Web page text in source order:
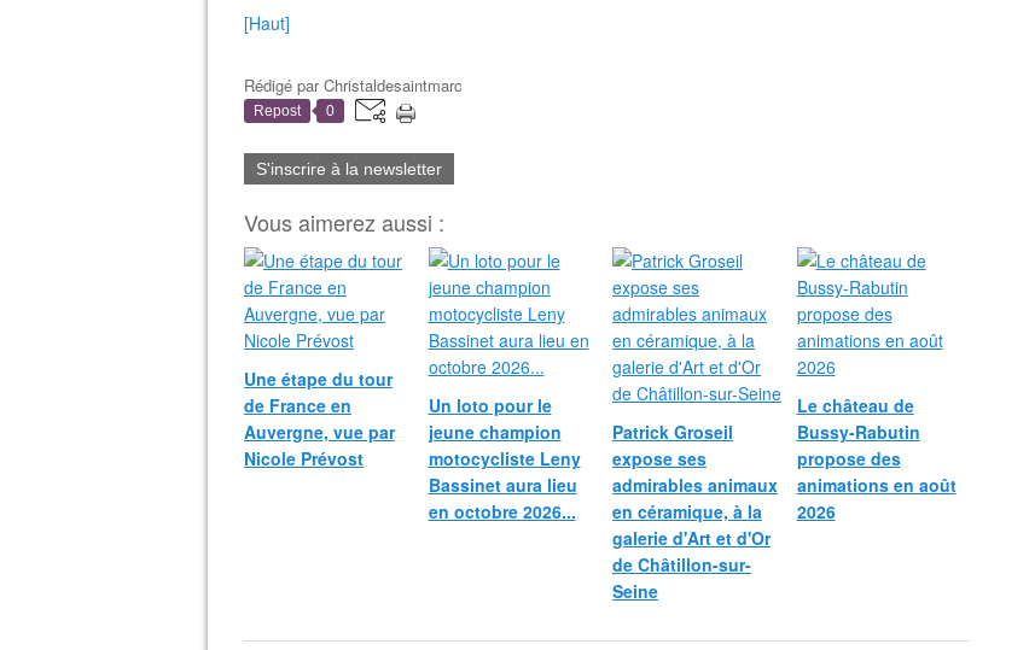
[Haut]
Rédigé parChristaldesaintmarc
Repost 0
S'inscrire à la newsletter
Vous aimerez aussi :
Une étape du tour
de France en
Auvergne, vue par
Nicole Prévost
Un loto pour le
jeune champion
motocycliste Leny
Bassinet aura lieu
en octobre 2026...
Patrick Groseil
expose ses
admirables animaux
en céramique, à la
galerie d'Art et d'Or
de Châtillon-sur-
Seine
Le château de
Bussy-Rabutin
propose des
animations en août
2026